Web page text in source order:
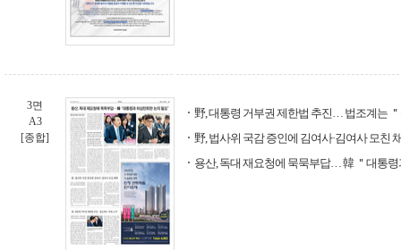
3면
A3
[종합]
野, 대통령 거부권 제한법 추진… 법조계는
野, 법사위 국감 증인에 김여사·김여사 모친
용산, 독대 재요청에 묵묵부답… 韓 ＂대통